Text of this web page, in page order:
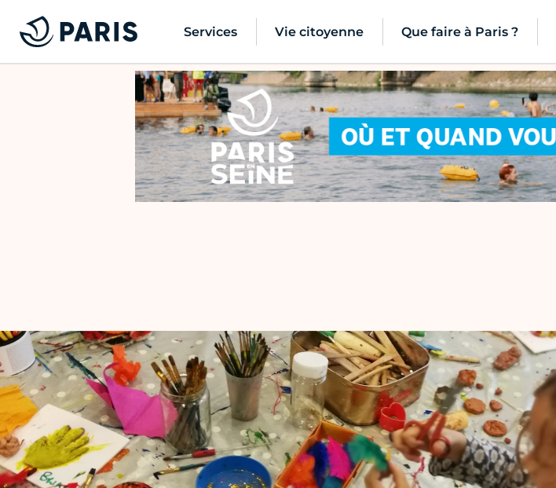
Services Vie citoyenne Que faire à Paris ?